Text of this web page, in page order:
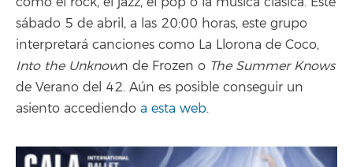
sábado 5 de abril, a las 20:00 horas, este grupo
interpretará canciones como La Llorona de Coco,
Into the Unknown de Frozen o The Summer Knows
de Verano del 42. Aún es posible conseguir un
asiento accediendo a esta web.